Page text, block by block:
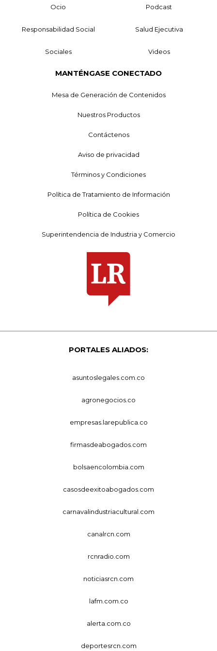
Ocio Podcast
Responsabilidad Social Salud Ejecutiva
Sociales Videos
MANTÉNGASE CONECTADO
Mesa de Generación de Contenidos
Nuestros Productos
Contáctenos
Aviso de privacidad
Términos y Condiciones
Política de Tratamiento de Información
Política de Cookies
Superintendencia de Industria y Comercio
PORTALES ALIADOS:
asuntoslegales.com.co
agronegocios.co
empresas.larepublica.co
firmasdeabogados.com
bolsaencolombia.com
casosdeexitoabogados.com
carnavalindustriacultural.com
canalrcn.com
rcnradio.com
noticiasrcn.com
lafm.com.co
alerta.com.co
deportesrcn.com